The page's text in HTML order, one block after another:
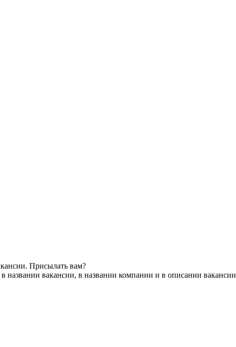
Присылать вам?
названии вакансии, в названии компании и в описании вакансии